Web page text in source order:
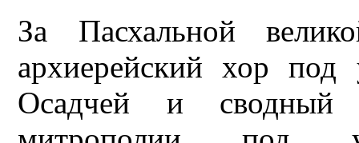
За Пасхальной
архиерейский хор под
Осадчей и сводный